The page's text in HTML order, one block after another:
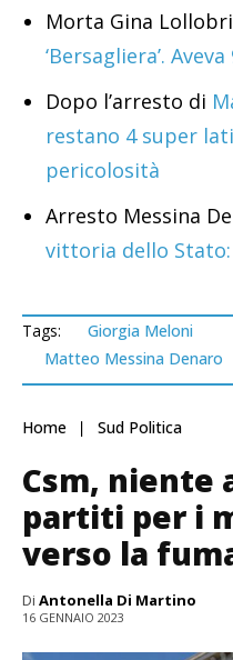
Morta Gina
‘Bersagliera’.
Dopo l’arresto di
restano 4 super
pericolosità
Arresto Messina
vittoria dello Stato:
Tags: Giorgia Meloni
Matteo Messina Denaro
Home Sud Politica
Csm, niente
partiti per i
verso la
Di Antonella Di Martino
16 GENNAIO 2023